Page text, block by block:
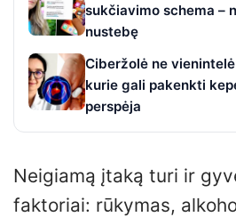
sukčiavimo schema –
nustebę
Ciberžolė ne
kurie gali pakenkti
perspėja
Neigiamą įtaką turi ir
faktoriai: rūkymas,